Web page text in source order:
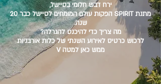
ירח דבש חלומי בסיישל,
מתנת SPIRIT הפקות עולם המומחים לסיישל כבר 20
שנה.
מה צריך כדי להיכנס להגרלה?
לרכוש כרטיס לאירוע השנתי של כלות אורבניות
ממש כאן למטה V